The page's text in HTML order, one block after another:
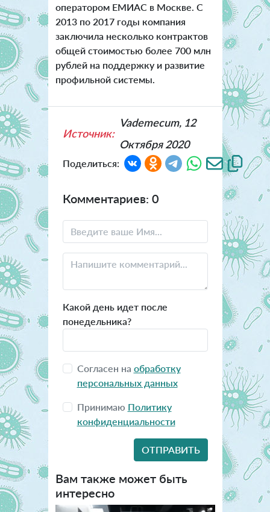
оператором ЕМИАС в Москве. С
2013 по 2017 годы компания
заключила несколько контрактов
общей стоимостью более 700 млн
рублей на поддержку и развитие
профильной системы.
Источник:
Vademecum, 12
Октября 2020
Поделиться:
Комментариев: 0
Какой день идет после
понедельника?
Согласен на обработку
персональных данных
Принимаю Политику
конфиденциальности
Вам также может быть
интересно